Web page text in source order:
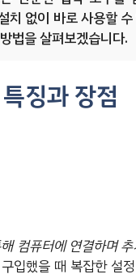
치 없이 바로 사용할
법을 살펴보겠습니다.
징과 장점
컴퓨터에 연결하며
입했을 때 복잡한 설